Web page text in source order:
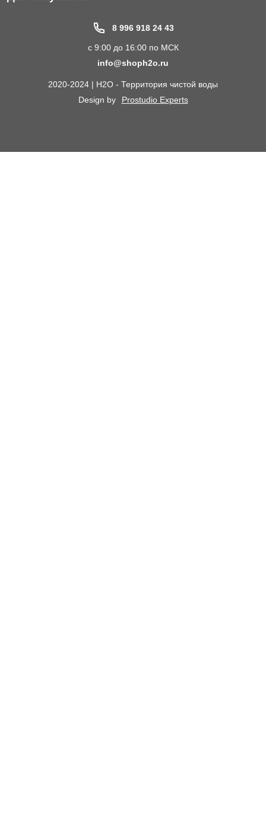
Электрические Обогреватели
8 996 918 24 43
с 9:00 до 16:00 по МСК
info@shoph2o.ru
2020-2024 | H2O - Территория чистой воды
Design by
Prostudio Experts